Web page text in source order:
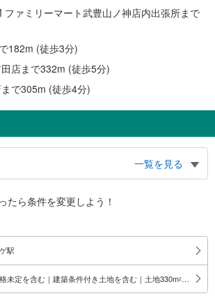
ファミリーマート武豊山ノ神店内出張所まで
182m (徒歩3分)
店まで332m (徒歩5分)
で305m (徒歩4分)
一覧を見る
○
ームへの改札内移動：×）
⇔改札
⇔地上
たら条件を変更しよう！
駅
未定を含む｜建築条件付き土地を含む｜土地330m2 以上